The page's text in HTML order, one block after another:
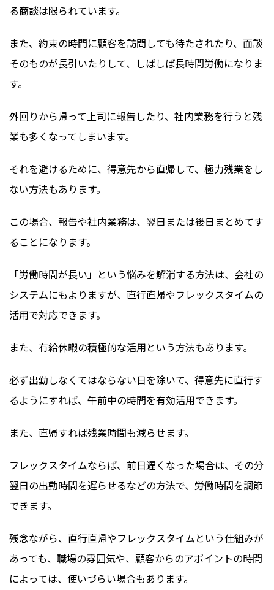
る商談は限られています。
また、約束の時間に顧客を訪問しても待たされたり、面談
そのものが長引いたりして、しばしば長時間労働になりま
す。
外回りから帰って上司に報告したり、社内業務を行うと残
業も多くなってしまいます。
それを避けるために、得意先から直帰して、極力残業をし
ない方法もあります。
この場合、報告や社内業務は、翌日または後日まとめてす
ることになります。
「労働時間が長い」という悩みを解消する方法は、会社の
システムにもよりますが、直行直帰やフレックスタイムの
活用で対応できます。
また、有給休暇の積極的な活用という方法もあります。
必ず出勤しなくてはならない日を除いて、得意先に直行す
るようにすれば、午前中の時間を有効活用できます。
また、直帰すれば残業時間も減らせます。
フレックスタイムならば、前日遅くなった場合は、その分
翌日の出勤時間を遅らせるなどの方法で、労働時間を調節
できます。
残念ながら、直行直帰やフレックスタイムという仕組みが
あっても、職場の雰囲気や、顧客からのアポイントの時間
によっては、使いづらい場合もあります。